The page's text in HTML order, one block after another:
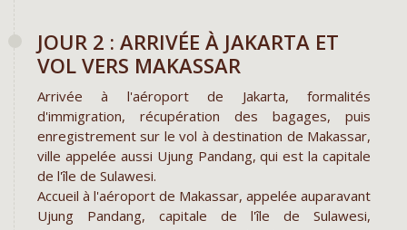
JOUR 2 : ARRIVÉE À JAKARTA ET
VOL VERS MAKASSAR
Arrivée à l'aéroport de Jakarta, formalités
d'immigration, récupération des bagages, puis
enregistrement sur le vol à destination de Makassar,
ville appelée aussi Ujung Pandang, qui est la capitale
de l'île de Sulawesi.
Accueil à l'aéroport de Makassar, appelée auparavant
Ujung Pandang, capitale de l'île de Sulawesi,